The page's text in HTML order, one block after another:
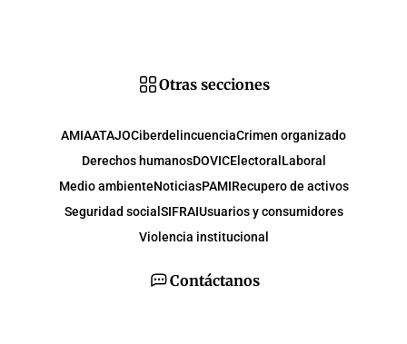
Contáctanos
Otras secciones
AMIAATAJOCiberdelincuenciaCrimen organizado
Derechos humanosDOVICElectoral Laboral
Medio ambienteNoticiasPAMIRecupero de activos
Seguridad social SIFRAIUsuarios y consumidores
Violencia institucional